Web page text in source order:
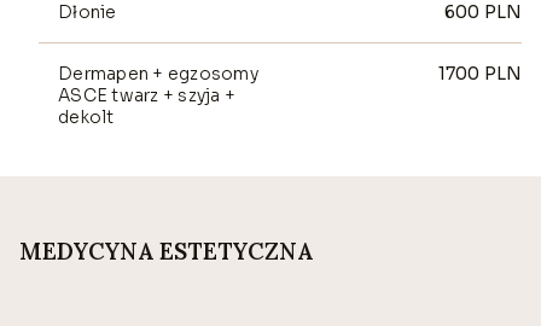
Dłonie 600 PLN
Dermapen + egzosomy
ASCE twarz + szyja +
dekolt
1700 PLN
MEDYCYNA ESTETYCZNA